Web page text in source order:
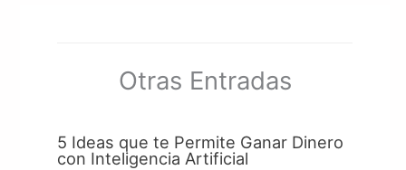
Otras Entradas
5 Ideas que te Permite Ganar Dinero
con Inteligencia Artificial